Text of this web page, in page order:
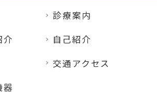
診療案内
介
自己紹介
交通アクセス
器